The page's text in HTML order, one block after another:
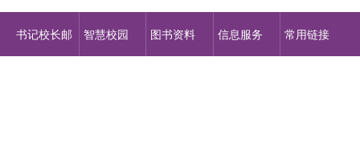
书记校长邮 智慧校园 图书资料 信息服务 常用链接